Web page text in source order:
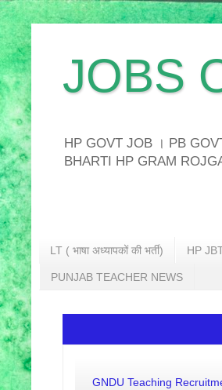
JOBS
HP GOVT JOB । PB
BHARTI HP GRAM
LT ( भाषा अध्यापकों की भर्ती) HP
PUNJAB TEACHER NEWS
GNDU Teaching